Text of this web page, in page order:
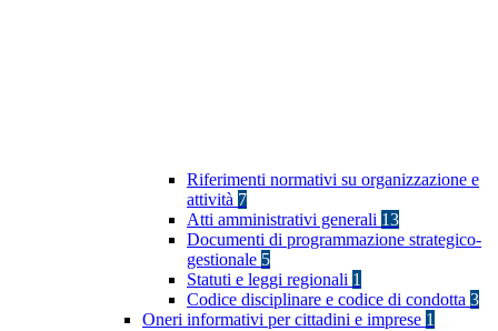
Riferimenti normativi su organizzazione e
attività 7
Atti amministrativi generali 13
Documenti di programmazione strategico-
gestionale 5
Statuti e leggi regionali 1
Codice disciplinare e codice di condotta 3
Oneri informativi per cittadini e imprese 1